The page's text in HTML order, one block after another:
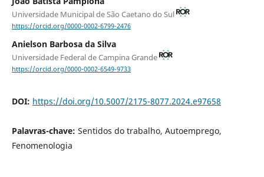
Universidade Municipal de São Caetano do Sul
https://orcid.org/0000-0002-6799-2476
Anielson Barbosa da Silva
Universidade Federal de Campina Grande
https://orcid.org/0000-0002-6549-9733
DOI: https://doi.org/10.5007/2175-8077.2024.e97658
Palavras-chave: Sentidos do trabalho, Autoemprego,
Fenomenologia